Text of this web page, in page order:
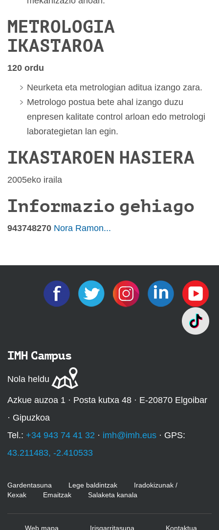
METROLOGIA
IKASTAROA
120 ordu
Neurketa eta metrologian aditua izango zara.
Metrologo postua bete ahal izango duzu
enpresen kalitate control arloan edo metrologi
laborategietan lan egin.
IKASTAROEN HASIERA
2005eko iraila
Informazio gehiago
943748270 Nora Ramon...
IMH Campus
Nola heldu
Azkue auzoa 1 · Posta kutxa 48 · E-20870 Elgoibar
· Gipuzkoa
Tel.: +34 943 74 41 32 · imh@imh.eus · GPS:
43.211483, -2.410533
Gardentasuna Lege baldintzak
Iradokizunak /
Kexak
Emaitzak Salaketa kanala
Web mapa Irisgarritasuna Kontaktua